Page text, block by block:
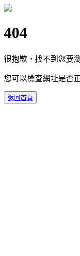
404
很抱歉，找不到您要
您可以檢查網址是否
返回首頁